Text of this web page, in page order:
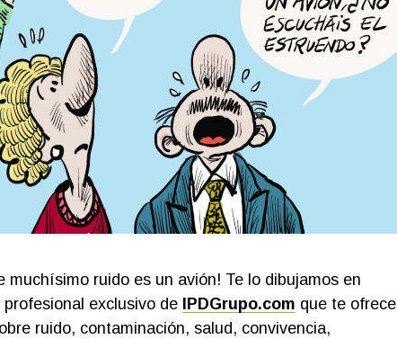
muchísimo ruido es un avión! Te lo dibujamos en
profesional exclusivo de IPDGrupo.com que te ofrece
ruido, contaminación, salud, convivencia,